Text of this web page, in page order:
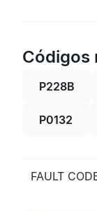
Códigos
P228B
P0132
FAULT